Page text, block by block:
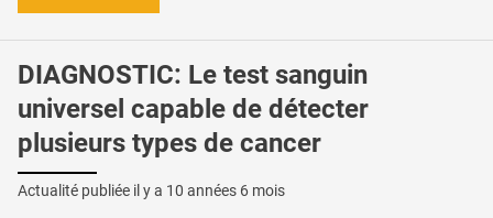
DIAGNOSTIC: Le test sanguin
universel capable de détecter
plusieurs types de cancer
Actualité publiée il y a 10 années 6 mois